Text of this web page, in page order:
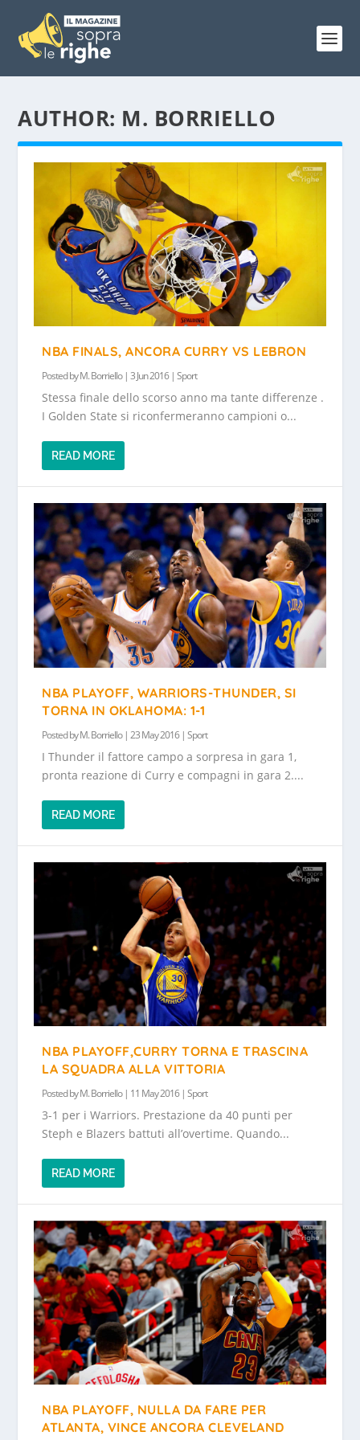
AUTHOR: M. BORRIELLO
NBA FINALS, ANCORA CURRY VS LEBRON
Posted byM. Borriello|3 Jun 2016|Sport
Stessa finale dello scorso anno ma tante differenze .
I Golden State si riconfermeranno campioni o...
READ MORE
NBA PLAYOFF, WARRIORS-THUNDER, SI
TORNA IN OKLAHOMA: 1-1
Posted byM. Borriello|23 May 2016|Sport
I Thunder il fattore campo a sorpresa in gara 1,
pronta reazione di Curry e compagni in gara 2....
READ MORE
NBA PLAYOFF,CURRY TORNA E TRASCINA
LA SQUADRA ALLA VITTORIA
Posted byM. Borriello| 11 May 2016|Sport
3-1 per i Warriors. Prestazione da 40 punti per
Steph e Blazers battuti all’overtime. Quando...
READ MORE
NBA PLAYOFF, NULLA DA FARE PER
ATLANTA, VINCE ANCORA CLEVELAND